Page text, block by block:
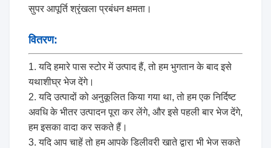
सुपर आपूर्ति श्रृंखला प्रबंधन क्षमता।
वितरण:
1. यदि हमारे पास स्टोर में उत्पाद हैं, तो हम भुगतान के बाद इसे
यथाशीघ्र भेज देंगे।
2. यदि उत्पादों को अनुकूलित किया गया था, तो हम एक निर्दिष्ट
अवधि के भीतर उत्पादन पूरा कर लेंगे, और इसे पहली बार भेज देंगे,
हम इसका वादा कर सकते हैं।
3. यदि आप चाहें तो हम आपके डिलीवरी खाते द्वारा भी भेज सकते